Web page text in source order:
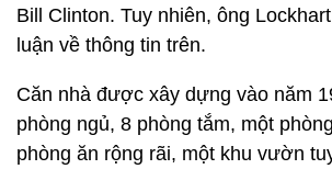
Bill Clinton. Tuy nhiên, ông
luận về thông tin trên.
Căn nhà được xây dựng vào năm
phòng ngủ, 8 phòng tắm, một
phòng ăn rộng rãi, một khu vườn